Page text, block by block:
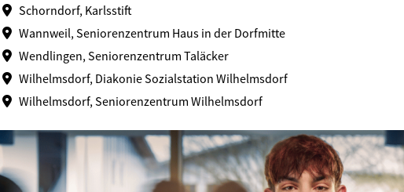
Schorndorf, Karlsstift
Wannweil, Seniorenzentrum Haus in der Dorfmitte
Wendlingen, Seniorenzentrum Taläcker
Wilhelmsdorf, Diakonie Sozialstation Wilhelmsdorf
Wilhelmsdorf, Seniorenzentrum Wilhelmsdorf